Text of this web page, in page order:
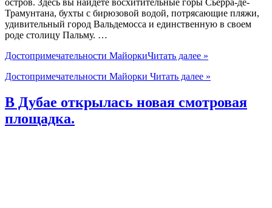
остров. Здесь вы найдете восхитительные горы Сьерра-де-
Трамунтана, бухты с бирюзовой водой, потрясающие пляжи,
удивительный город Вальдемосса и единственную в своем
роде столицу Пальму. …
Достопримечательности МайоркиЧитать далее »
Достопримечательности Майорки Читать далее »
В Дубае открылась новая смотровая
площадка.